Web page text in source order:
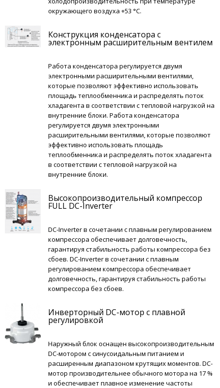
окружающего воздуха +53 °С.
Конструкция конденсатора с
электронным расширительным вентилем
Работа конденсатора регулируется двумя
электронными расширительными вентилями,
которые позволяют эффективно использовать
площадь теплообменника и распределять поток
хладагента в соответствии с тепловой нагрузкой на
внутренние блоки. Работа конденсатора
регулируется двумя электронными
расширительными вентилями, которые позволяют
эффективно использовать площадь
теплообменника и распределять поток хладагента
в соответствии с тепловой нагрузкой на
внутренние блоки.
Высокопроизводительный компрессор
FULL DC-Inverter
DC-Inverter в сочетании с плавным регулированием
компрессора обеспечивает долговечность,
гарантируя стабильность работы компрессора без
сбоев. DC-Inverter в сочетании с плавным
регулированием компрессора обеспечивает
долговечность, гарантируя стабильность работы
компрессора без сбоев.
Инверторный DC-мотор с плавной
регулировкой
Наружный блок оснащен высокопроизводительным
DC-мотором с синусоидальным питанием и
расширенным диапазоном крутящих моментов. DC-
мотор производительнее обычного мотора на 17 %
и обеспечивает плавное изменение частоты